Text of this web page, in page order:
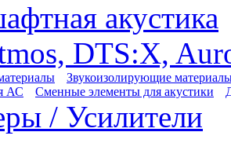
акустика
DTS:X,
Звукоизолирующие
АС
Сменные элементы для акустики
/ Усилители